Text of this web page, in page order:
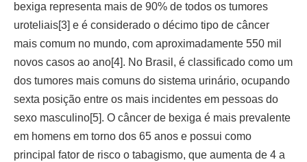
bexiga representa mais de 90% de todos os tumores
uroteliais[3] e é considerado o décimo tipo de câncer
mais comum no mundo, com aproximadamente 550 mil
novos casos ao ano[4]. No Brasil, é classificado como um
dos tumores mais comuns do sistema urinário, ocupando
sexta posição entre os mais incidentes em pessoas do
sexo masculino[5]. O câncer de bexiga é mais prevalente
em homens em torno dos 65 anos e possui como
principal fator de risco o tabagismo, que aumenta de 4 a